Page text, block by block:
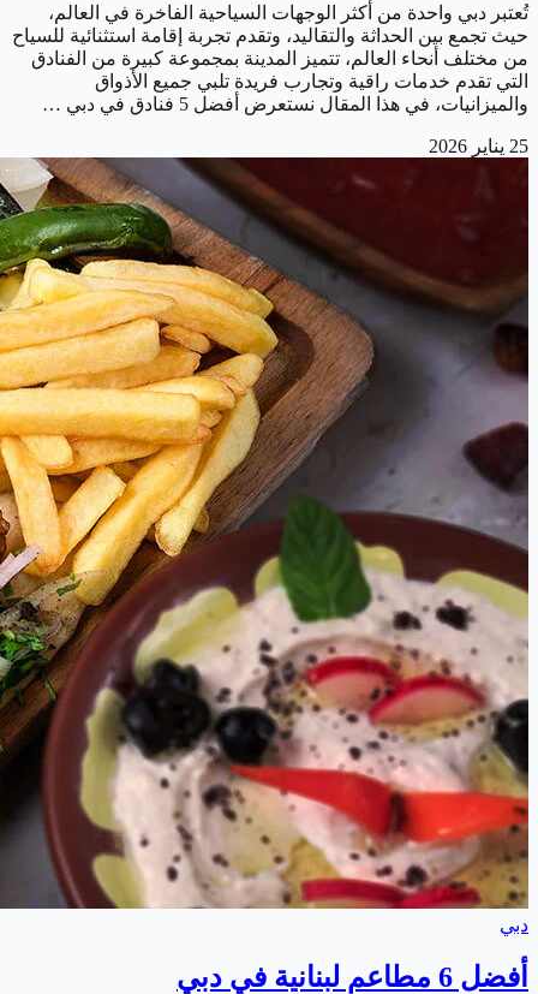
تُعتبر دبي واحدة من أكثر الوجهات السياحية الفاخرة في العالم،
حيث تجمع بين الحداثة والتقاليد، وتقدم تجربة إقامة استثنائية للسياح
من مختلف أنحاء العالم، تتميز المدينة بمجموعة كبيرة من الفنادق
التي تقدم خدمات راقية وتجارب فريدة تلبي جميع الأذواق
والميزانيات، في هذا المقال نستعرض أفضل 5 فنادق في دبي …
25 يناير 2026
دبي
أفضل 6 مطاعم لبنانية في دبي